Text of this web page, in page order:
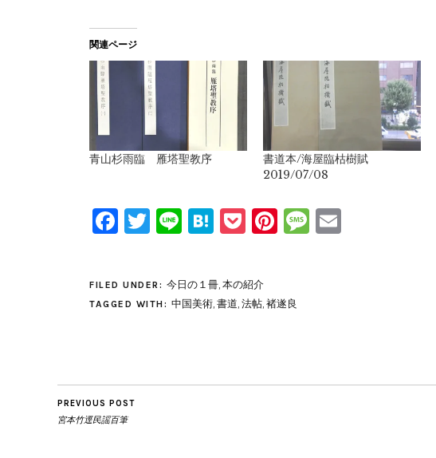
関連ページ
青山杉雨臨 雁塔聖教序
書道本/海屋臨枯樹賦
2019/07/08
Facebook
Twitter
LineHatena
Pocket
Pinterest
Message
FILED UNDER: 今日の１冊, 本の紹介
TAGGED WITH: 中国美術, 書道, 法帖, 褚遂良
PREVIOUS POST
宮本竹逕民謡百筆